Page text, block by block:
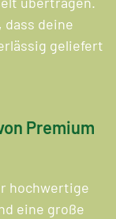
dass deine
geliefert
Premium
hochwertige
eine große